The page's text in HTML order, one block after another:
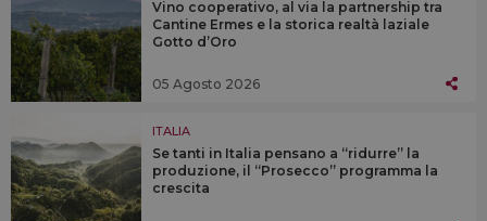
Vino cooperativo, al via la partnership tra
Cantine Ermes e la storica realtà laziale
Gotto d’Oro
05 Agosto 2026
ITALIA
Se tanti in Italia pensano a “ridurre” la
produzione, il “Prosecco” programma la
crescita